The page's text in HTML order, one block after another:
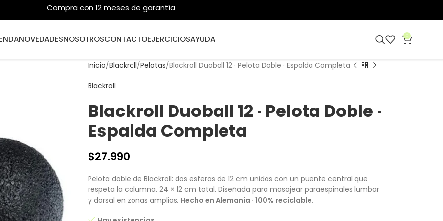
Compra con 12 meses de garantía
NOVEDADESNOSOTROSCONTACTOEJERCICIOSAYUDA 0
Inicio Blackroll Pelotas Blackroll Duoball 12 · Pelota Doble · Espalda Completa
Blackroll
Blackroll Duoball 12 · Pelota Doble ·
Espalda Completa
$27.990
Pelota doble de Blackroll: dos esferas de 12 cm unidas con un puente central que
respeta la columna. 24 × 12 cm total. Diseñada para masajear paraespinales lumbar
y dorsal en zonas amplias. Hecho en Alemania · 100% reciclable.